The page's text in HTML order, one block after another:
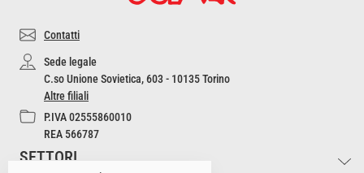
Contatti
Sede legale
C.so Unione Sovietica, 603 - 10135 Torino
Altre filiali
P.IVA 02555860010
REA 566787
SETTORI